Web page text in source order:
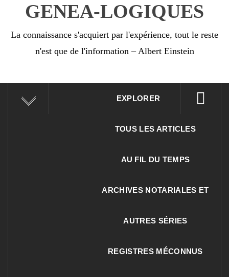
GENEA-LOGIQUES
La connaissance s'acquiert par l'expérience, tout le reste
n'est que de l'information – Albert Einstein
EXPLORER
TOUS LES ARTICLES
AU FIL DU TEMPS
ARCHIVES NOTARIALES ET
AUTRES SÉRIES
REGISTRES MÉCONNUS